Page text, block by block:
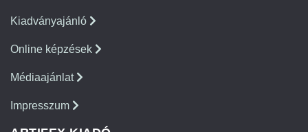
Kiadványajánló
Online képzések
Médiaajánlat
Impresszum